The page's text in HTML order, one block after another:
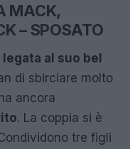
MACK,
– SPOSATO
legata al suo bel
di sbirciare molto
ancora
. La coppia si è
tre figli